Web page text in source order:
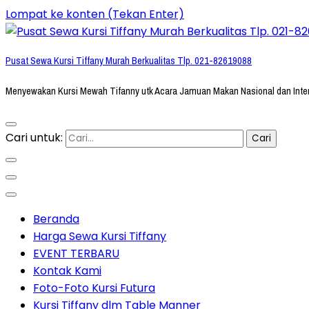
Lompat ke konten (Tekan Enter)
Pusat Sewa Kursi Tiffany Murah Berkualitas Tlp. 021-82619088
Menyewakan Kursi Mewah Tifanny utk Acara Jamuan Makan Nasional dan
Cari untuk:
Beranda
Harga Sewa Kursi Tiffany
EVENT TERBARU
Kontak Kami
Foto-Foto Kursi Futura
Kursi Tiffany dlm Table Manner